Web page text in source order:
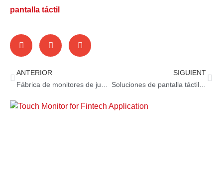
pantalla táctil
ANTERIOR
SIGUIENT
Soluciones de pantalla táctil capacitiva personalizadas